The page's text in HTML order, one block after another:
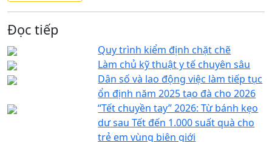
Đọc tiếp
Quy trình kiểm định chặt chẽ
Làm chủ kỹ thuật y tế chuyên sâu
Dân số và lao động việc làm tiếp tục
ổn định năm 2025 tạo đà cho 2026
“Tết chuyền tay” 2026: Từ bánh kẹo
dư sau Tết đến 1.000 suất quà cho
trẻ em vùng biên giới